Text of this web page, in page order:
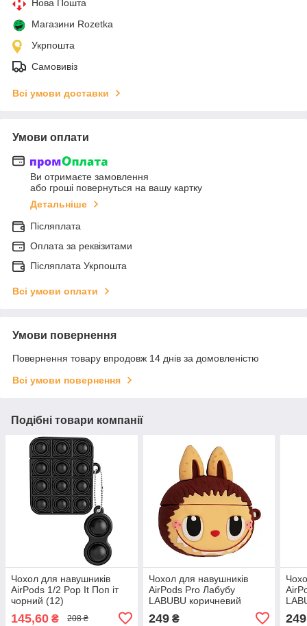
Нова Пошта
Магазини Rozetka
Укрпошта
Самовивіз
Всі умови доставки
Умови оплати
Ви отримаєте замовлення
або гроші повернуться на вашу картку
Детальніше
Післяплата
Оплата за реквізитами
Післяплата Укрпошта
Всі умови оплати
Умови повернення
Повернення товару впродовж 14 днів за домовленістю
Всі умови повернення
Подібні товари компанії
Чохол для навушників
AirPods 1/2 Pop It Поп іт
чорний (12)
145,60 ₴ 208 ₴
Чохол для навушників
AirPods Pro Лабубу
LABUBU коричневий
249₴ 249